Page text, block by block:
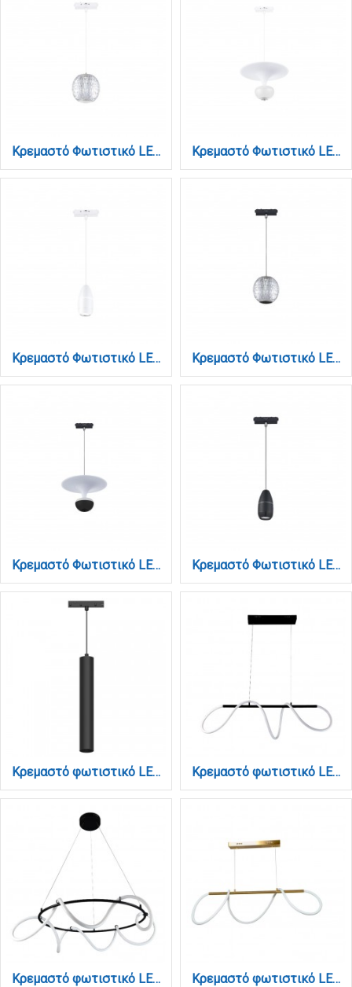
Κρεμαστό Φωτιστικό LED 5W 3CCT για Ultra-Thin μαγνητική ράγα σε λευκή απόχρωση D:10,2cm (TMU0230-White) Κρεμαστό Φωτιστικό LED 5W 3CCT για Ultra-Thin μαγνητική ράγα σε λευκή απόχρωση D:23X20cm (TMU0240-White)
Κρεμαστό Φωτιστικό LED 5W 3CCT για Ultra-Thin μαγνητική ράγα σε λευκή απόχρωση D:9Χ12cm (TMU0220-White) Κρεμαστό Φωτιστικό LED 5W 3CCT για Ultra-Thin μαγνητική ράγα σε μαύρη απόχρωση D:10,2cm (TMU0230-Black)
Κρεμαστό Φωτιστικό LED 5W 3CCT για Ultra-Thin μαγνητική ράγα σε μαύρη απόχρωση D:23X20cm (TMU0240-Black) Κρεμαστό Φωτιστικό LED 5W 3CCT για Ultra-Thin μαγνητική ράγα σε μαύρη απόχρωση D:9Χ12cm (TMU0220-Black)
Κρεμαστό φωτιστικό LED 5W 4000K για μαγνητική ράγα σε μαύρη απόχρωση D:4,5cmX30cm (T02302-BL) Κρεμαστό φωτιστικό LED 60W 3000K από μαύρο μέταλλο και σωλήνα σιλικόνης D:110cm (6018)
Κρεμαστό φωτιστικό LED 60W 3000K από μαύρο μέταλλο και σωλήνα σιλικόνης D:60cm (6016-Β) Κρεμαστό φωτιστικό LED 60W 3000K από χρυσαφί μέταλλο και σωλήνα σιλικόνης D:110cm (6019-GL)